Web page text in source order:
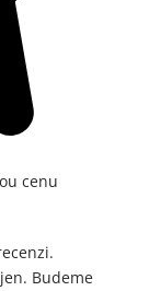
cenu
Budeme